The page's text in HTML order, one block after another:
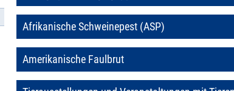
Afrikanische Schweinepest (ASP)
Amerikanische Faulbrut